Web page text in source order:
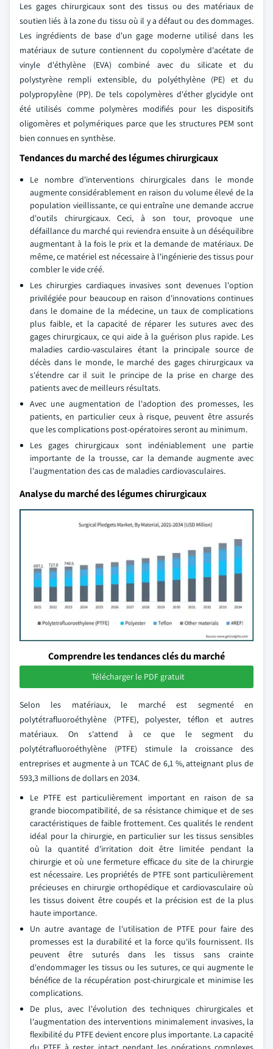
Les gages chirurgicaux sont des tissus ou des matériaux de
soutien liés à la zone du tissu où il y a défaut ou des dommages.
Les ingrédients de base d'un gage moderne utilisé dans les
matériaux de suture contiennent du copolymère d'acétate de
vinyle d'éthylène (EVA) combiné avec du silicate et du
polystyrène rempli extensible, du polyéthylène (PE) et du
polypropylène (PP). De tels copolymères d'éther glycidyle ont
été utilisés comme polymères modifiés pour les dispositifs
oligomères et polymériques parce que les structures PEM sont
bien connues en synthèse.
Tendances du marché des légumes chirurgicaux
Le nombre d'interventions chirurgicales dans le monde
augmente considérablement en raison du volume élevé de la
population vieillissante, ce qui entraîne une demande accrue
d'outils chirurgicaux. Ceci, à son tour, provoque une
défaillance du marché qui reviendra ensuite à un déséquilibre
augmentant à la fois le prix et la demande de matériaux. De
même, ce matériel est nécessaire à l'ingénierie des tissus pour
combler le vide créé.
Les chirurgies cardiaques invasives sont devenues l'option
privilégiée pour beaucoup en raison d'innovations continues
dans le domaine de la médecine, un taux de complications
plus faible, et la capacité de réparer les sutures avec des
gages chirurgicaux, ce qui aide à la guérison plus rapide. Les
maladies cardio-vasculaires étant la principale source de
décès dans le monde, le marché des gages chirurgicaux va
s'étendre car il suit le principe de la prise en charge des
patients avec de meilleurs résultats.
Avec une augmentation de l'adoption des promesses, les
patients, en particulier ceux à risque, peuvent être assurés
que les complications post-opératoires seront au minimum.
Les gages chirurgicaux sont indéniablement une partie
importante de la trousse, car la demande augmente avec
l'augmentation des cas de maladies cardiovasculaires.
Analyse du marché des légumes chirurgicaux
Comprendre les tendances clés du marché
Télécharger le PDF gratuit
Selon les matériaux, le marché est segmenté en
polytétrafluoroéthylène (PTFE), polyester, téflon et autres
matériaux. On s'attend à ce que le segment du
polytétrafluoroéthylène (PTFE) stimule la croissance des
entreprises et augmente à un TCAC de 6,1 %, atteignant plus de
593,3 millions de dollars en 2034.
Le PTFE est particulièrement important en raison de sa
grande biocompatibilité, de sa résistance chimique et de ses
caractéristiques de faible frottement. Ces qualités le rendent
idéal pour la chirurgie, en particulier sur les tissus sensibles
où la quantité d'irritation doit être limitée pendant la
chirurgie et où une fermeture efficace du site de la chirurgie
est nécessaire. Les propriétés de PTFE sont particulièrement
précieuses en chirurgie orthopédique et cardiovasculaire où
les tissus doivent être coupés et la précision est de la plus
haute importance.
Un autre avantage de l'utilisation de PTFE pour faire des
promesses est la durabilité et la force qu'ils fournissent. Ils
peuvent être suturés dans les tissus sans crainte
d'endommager les tissus ou les sutures, ce qui augmente le
bénéfice de la récupération post-chirurgicale et minimise les
complications.
De plus, avec l'évolution des techniques chirurgicales et
l'augmentation des interventions minimalement invasives, la
flexibilité du PTFE devient encore plus importante. La capacité